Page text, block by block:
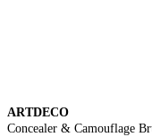
ARTDECO
Concealer & Camouflage